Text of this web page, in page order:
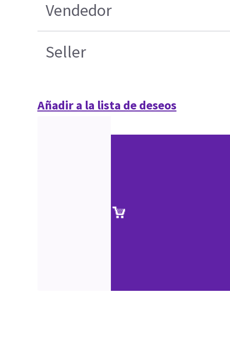
Vendedor
Seller
Añadir a la lista de deseos